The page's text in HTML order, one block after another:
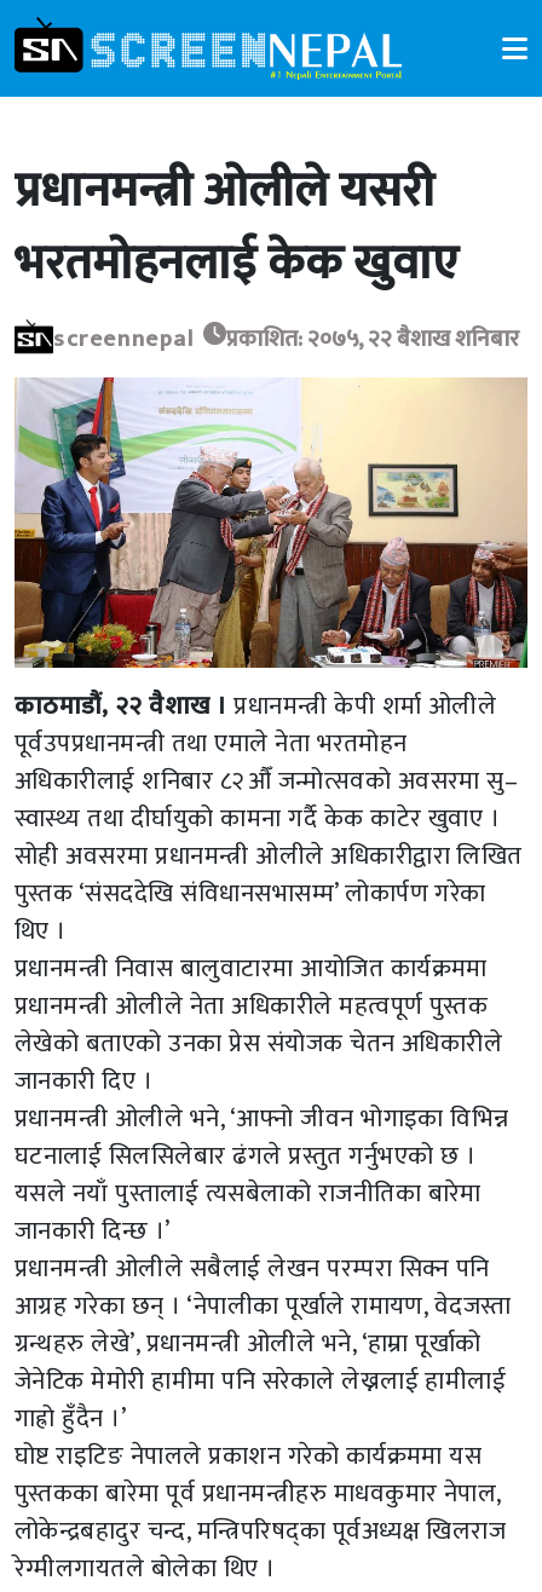
प्रधानमन्त्री ओलीले यसरी
भरतमोहनलाई केक खुवाए
screennepal प्रकाशित: २०७५, २२ बैशाख शनिबार
काठमाडौं, २२ वैशाख । प्रधानमन्त्री केपी शर्मा ओलीले
पूर्वउपप्रधानमन्त्री तथा एमाले नेता भरतमोहन
अधिकारीलाई शनिबार ८२औँ जन्मोत्सवको अवसरमा सु–
स्वास्थ्य तथा दीर्घायुको कामना गर्दै केक काटेर खुवाए ।
सोही अवसरमा प्रधानमन्त्री ओलीले अधिकारीद्वारा लिखित
पुस्तक ‘संसददेखि संविधानसभासम्म’ लोकार्पण गरेका
थिए ।
प्रधानमन्त्री निवास बालुवाटारमा आयोजित कार्यक्रममा
प्रधानमन्त्री ओलीले नेता अधिकारीले महत्वपूर्ण पुस्तक
लेखेको बताएको उनका प्रेस संयोजक चेतन अधिकारीले
जानकारी दिए ।
प्रधानमन्त्री ओलीले भने, ‘आफ्नो जीवन भोगाइका विभिन्न
घटनालाई सिलसिलेबार ढंगले प्रस्तुत गर्नुभएको छ ।
यसले नयाँ पुस्तालाई त्यसबेलाको राजनीतिका बारेमा
जानकारी दिन्छ ।’
प्रधानमन्त्री ओलीले सबैलाई लेखन परम्परा सिक्न पनि
आग्रह गरेका छन् । ‘नेपालीका पूर्खाले रामायण, वेदजस्ता
ग्रन्थहरु लेखे’, प्रधानमन्त्री ओलीले भने, ‘हाम्रा पूर्खाको
जेनेटिक मेमोरी हामीमा पनि सरेकाले लेख्नलाई हामीलाई
गाह्रो हुँदैन ।’
घोष्ट राइटिङ नेपालले प्रकाशन गरेको कार्यक्रममा यस
पुस्तकका बारेमा पूर्व प्रधानमन्त्रीहरु माधवकुमार नेपाल,
लोकेन्द्रबहादुर चन्द, मन्त्रिपरिषद्का पूर्वअध्यक्ष खिलराज
रेग्मीलगायतले बोलेका थिए ।